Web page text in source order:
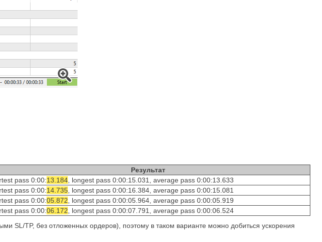
Результат
pass 0:00:13.184 , longest pass 0:00:15.031, average pass 0:00:13.633
pass 0:00:14.735 , longest pass 0:00:16.384, average pass 0:00:15.081
pass 0:00:05.872 , longest pass 0:00:05.964, average pass 0:00:05.919
pass 0:00:06.172 , longest pass 0:00:07.791, average pass 0:00:06.524
SL/TP, без отложенных ордеров), поэтому в таком варианте можно добиться ускорения